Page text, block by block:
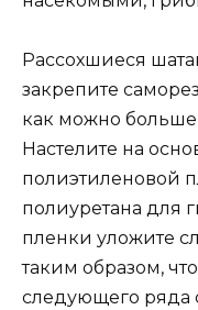
Рассохшиеся
закрепите
как можно
Настелите на
полиэтиленовой
полиуретана для
пленки уложите
таким образом,
следующего ряда